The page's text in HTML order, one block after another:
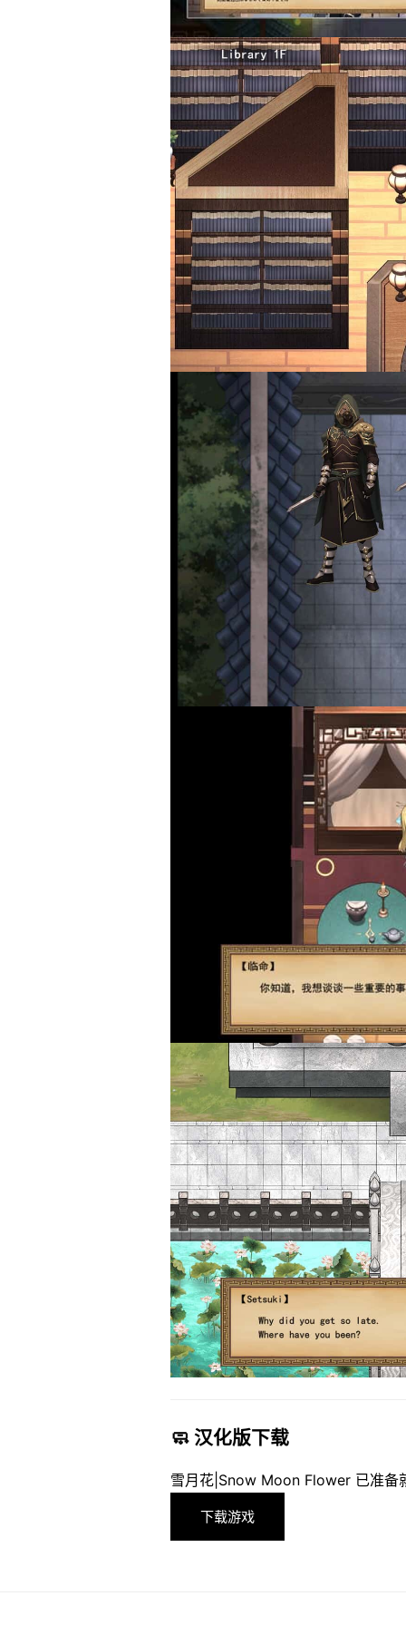
🧼 汉化版下载
雪月花|Snow Moon Flower 已准备
下载游戏